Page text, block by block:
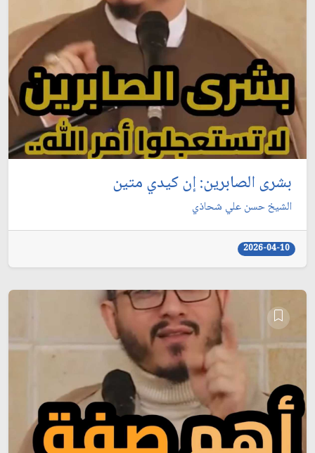
بشرى الصابرين: إن كيدي متين
الشيخ حسن علي شحاذي
2026-04-10